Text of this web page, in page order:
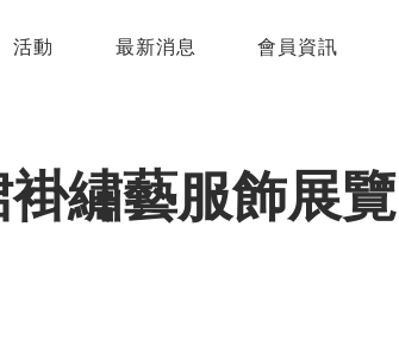
活動 最新消息 會員資訊
繡藝服飾展覽